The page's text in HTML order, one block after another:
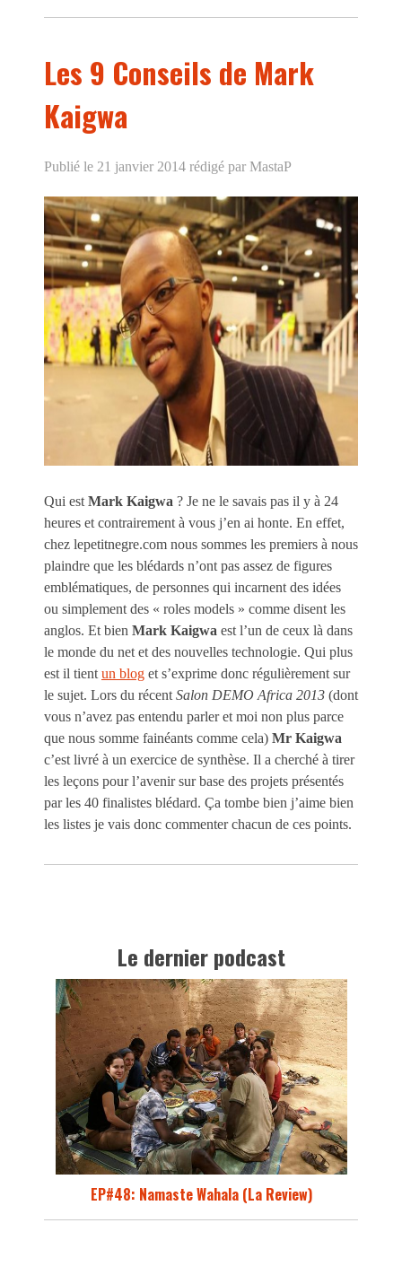
Les 9 Conseils de Mark
Kaigwa
Publié le 21 janvier 2014 rédigé par MastaP
Qui est Mark Kaigwa ? Je ne le savais pas il y à 24
heures et contrairement à vous j’en ai honte. En effet,
chez lepetitnegre.com nous sommes les premiers à nous
plaindre que les blédards n’ont pas assez de figures
emblématiques, de personnes qui incarnent des idées
ou simplement des « roles models » comme disent les
anglos. Et bien Mark Kaigwa est l’un de ceux là dans
le monde du net et des nouvelles technologie. Qui plus
est il tient un blog et s’exprime donc régulièrement sur
le sujet. Lors du récent Salon DEMO Africa 2013 (dont
vous n’avez pas entendu parler et moi non plus parce
que nous somme fainéants comme cela) Mr Kaigwa
c’est livré à un exercice de synthèse. Il a cherché à tirer
les leçons pour l’avenir sur base des projets présentés
par les 40 finalistes blédard. Ça tombe bien j’aime bien
les listes je vais donc commenter chacun de ces points.
Le dernier podcast
EP#48: Namaste Wahala (La Review)